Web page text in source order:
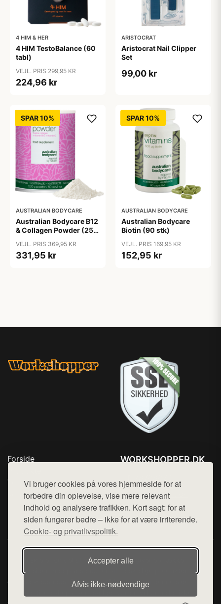
Vi bruger cookies på vores hjemmeside for at
forbedre din oplevelse, vise mere relevant
indhold og analysere trafikken. Kort sagt: for at
siden fungerer bedre – ikke for at være irriterende.
Cookie- og privatlivspolitik.
Accepter alle
Afvis ikke‑nødvendige
4 HIM & HER
4 HIM TestoBalance (60
tabl)
VEJL. PRIS 299,95 KR
224,96 kr
ARISTOCRAT
Aristocrat Nail Clipper
Set
99,00 kr
SPAR 10%
AUSTRALIAN BODYCARE
Australian Bodycare B12
& Collagen Powder (250
VEJL. PRIS 369,95 KR
331,95 kr
SPAR 10%
AUSTRALIAN BODYCARE
Australian Bodycare
Biotin (90 stk)
VEJL. PRIS 169,95 KR
152,95 kr
Forside
Top Rabatter
Kontakt
WORKSHOPPER.DK
Mail: hej@want.dk
Cookie- og privatlivspolitik
Denne side er en del af want.dk, der udgiver en række
hjemmesider med præsentation af forskellige produkter fra
diverse webshops. Der sælges ikke varer fra denne side - vi
henviser til de shops, som sælger varen. Vi har heller ikke